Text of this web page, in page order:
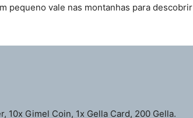
pequeno vale nas montanhas para descobrir
10x Gimel Coin, 1x Gella Card, 200 Gella.